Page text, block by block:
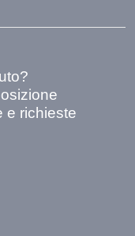
e richieste